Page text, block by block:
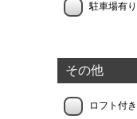
駐車場有り
その他
ロフト付き